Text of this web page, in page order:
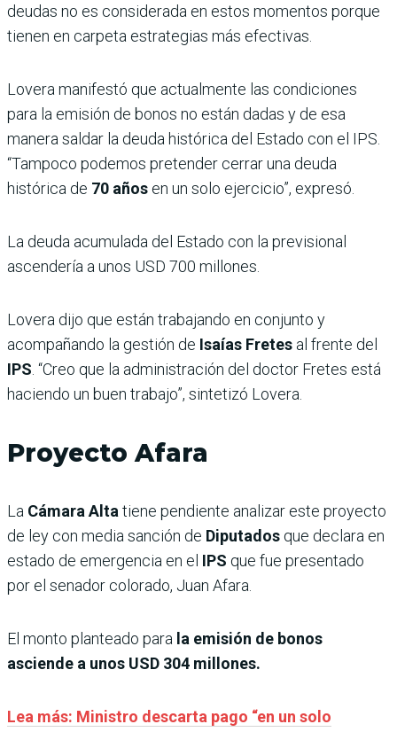
deudas no es considerada en estos momentos porque
tienen en carpeta estrategias más efectivas.
Lovera manifestó que actualmente las condiciones
para la emisión de bonos no están dadas y de esa
manera saldar la deuda histórica del Estado con el IPS.
“Tampoco podemos pretender cerrar una deuda
histórica de 70 años en un solo ejercicio”, expresó.
La deuda acumulada del Estado con la previsional
ascendería a unos USD 700 millones.
Lovera dijo que están trabajando en conjunto y
acompañando la gestión de Isaías Fretes al frente del
IPS . “Creo que la administración del doctor Fretes está
haciendo un buen trabajo”, sintetizó Lovera.
Proyecto Afara
La Cámara Alta tiene pendiente analizar este proyecto
de ley con media sanción de Diputados que declara en
estado de emergencia en el IPS que fue presentado
por el senador colorado, Juan Afara.
El monto planteado para la emisión de bonos
asciende a unos USD 304 millones.
Lea más: Ministro descarta pago “en un solo